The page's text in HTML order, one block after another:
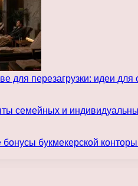
для перезагрузки: идеи
семейных и
букмекерской